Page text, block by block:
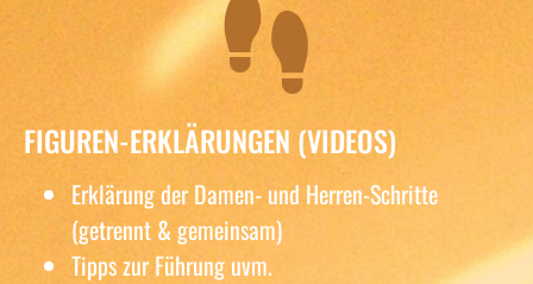
FIGUREN-ERKLÄRUNGEN (VIDEOS)
Erklärung der Damen- und Herren-Schritte
(getrennt & gemeinsam)
Tipps zur Führung uvm.